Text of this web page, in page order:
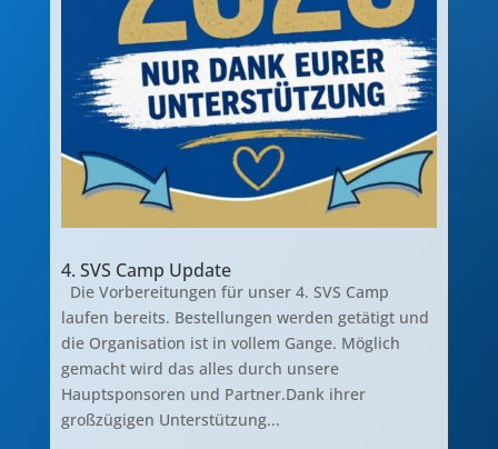
4. SVS Camp Update
Die Vorbereitungen für unser 4. SVS Camp
laufen bereits. Bestellungen werden getätigt und
die Organisation ist in vollem Gange. Möglich
gemacht wird das alles durch unsere
Hauptsponsoren und Partner.Dank ihrer
großzügigen Unterstützung...